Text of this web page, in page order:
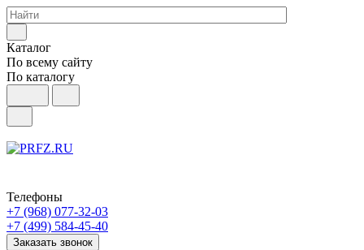
Каталог
По всему сайту
По каталогу
Телефоны
+7 (968) 077-32-03
+7 (499) 584-45-40
Заказать звонок